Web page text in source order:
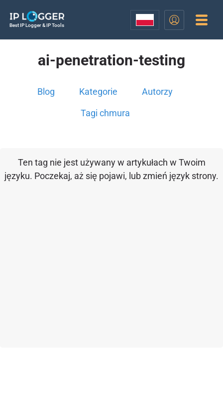
Best IP Logger & IP Tools
ai-penetration-testing
Blog Kategorie Autorzy
Tagi chmura